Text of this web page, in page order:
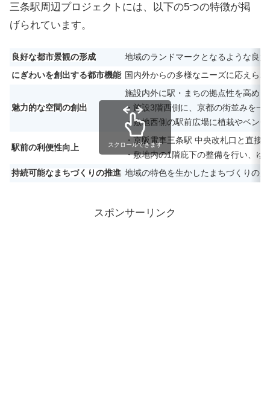
三条駅周辺プロジェクトには、以下の5つの特徴が掲
げられています。
良好な都市景観の形成
地域のランドマークとなるような良
にぎわいを創出する都市機能 国内外からの多様なニーズに応えら
魅力的な空間の創出
施設内外に駅・まちの拠点性を高め
・施設3階西側に、京都の街並みを一
・敷地西側の駅前広場に植栽やベン
駅前の利便性向上
・京阪電車三条駅 中央改札口と直接
・敷地内の1階庇下の整備を行い、ゆ
持続可能なまちづくりの推進 地域の特色を生かしたまちづくりの展
スクロールできます
スポンサーリンク